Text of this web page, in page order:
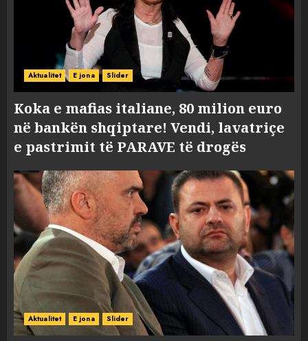
Aktualitet E jona Slider
Koka e mafias italiane, 80 milion euro
në bankën shqiptare! Vendi, lavatriçe
e pastrimit të PARAVE të drogës
Aktualitet E jona Slider